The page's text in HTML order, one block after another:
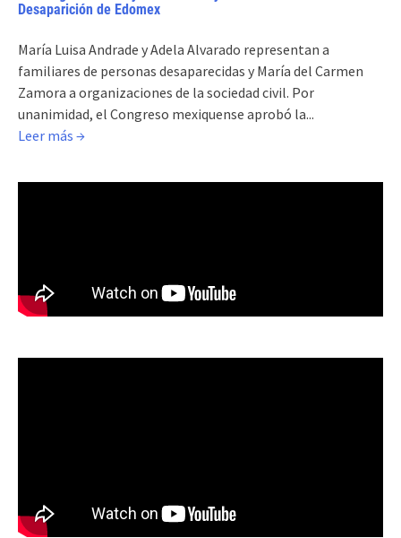
Desaparición de Edomex
María Luisa Andrade y Adela Alvarado representan a
familiares de personas desaparecidas y María del Carmen
Zamora a organizaciones de la sociedad civil. Por
unanimidad, el Congreso mexiquense aprobó la...
Leer más →